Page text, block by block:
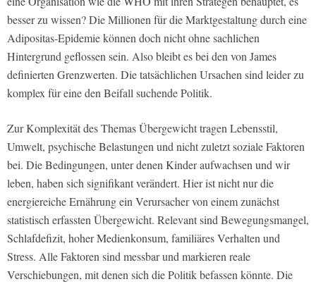
besser zu wissen? Die Millionen für die Marktgestaltung durch eine
Adipositas-Epidemie können doch nicht ohne sachlichen
Hintergrund geflossen sein. Also bleibt es bei den von James
definierten Grenzwerten. Die tatsächlichen Ursachen sind leider zu
komplex für eine den Beifall suchende Politik.
Zur Komplexität des Themas Übergewicht tragen Lebensstil,
Umwelt, psychische Belastungen und nicht zuletzt soziale Faktoren
bei. Die Bedingungen, unter denen Kinder aufwachsen und wir
leben, haben sich signifikant verändert. Hier ist nicht nur die
energiereiche Ernährung ein Verursacher von einem zunächst
statistisch erfassten Übergewicht. Relevant sind Bewegungsmangel,
Schlafdefizit, hoher Medienkonsum, familiäres Verhalten und
Stress. Alle Faktoren sind messbar und markieren reale
Verschiebungen, mit denen sich die Politik befassen könnte. Die